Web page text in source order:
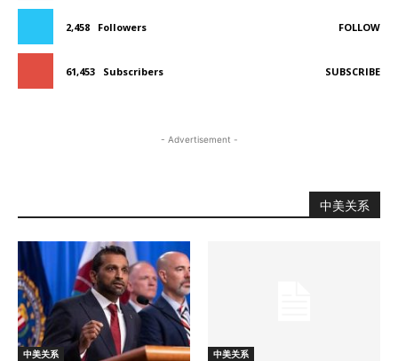
2,458 Followers FOLLOW
61,453 Subscribers SUBSCRIBE
- Advertisement -
中美关系
中美关系 中美关系